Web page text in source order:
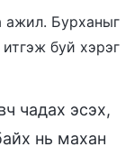
ажил. Бурханыг
буй хэрэг
чадах эсэх,
нь махан